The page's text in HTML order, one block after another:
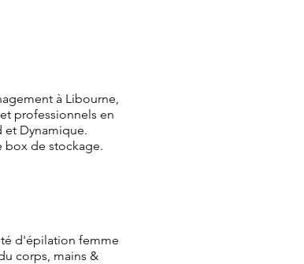
à Libourne,
professionnels en
et Dynamique.
box de stockage.
d'épilation femme
corps, mains &